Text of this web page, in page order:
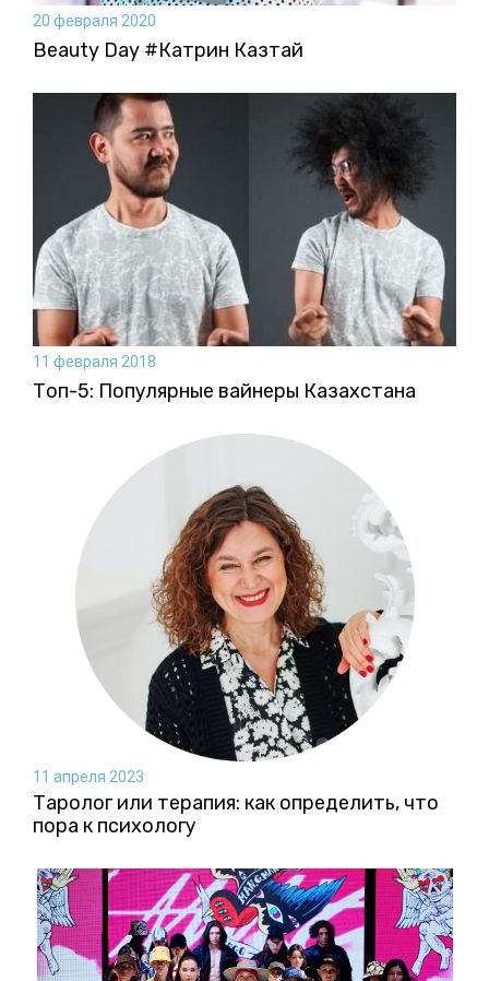
20 февраля 2020
Beauty Day #Катрин Казтай
11 февраля 2018
Топ-5: Популярные вайнеры Казахстана
11 апреля 2023
Таролог или терапия: как определить, что
пора к психологу